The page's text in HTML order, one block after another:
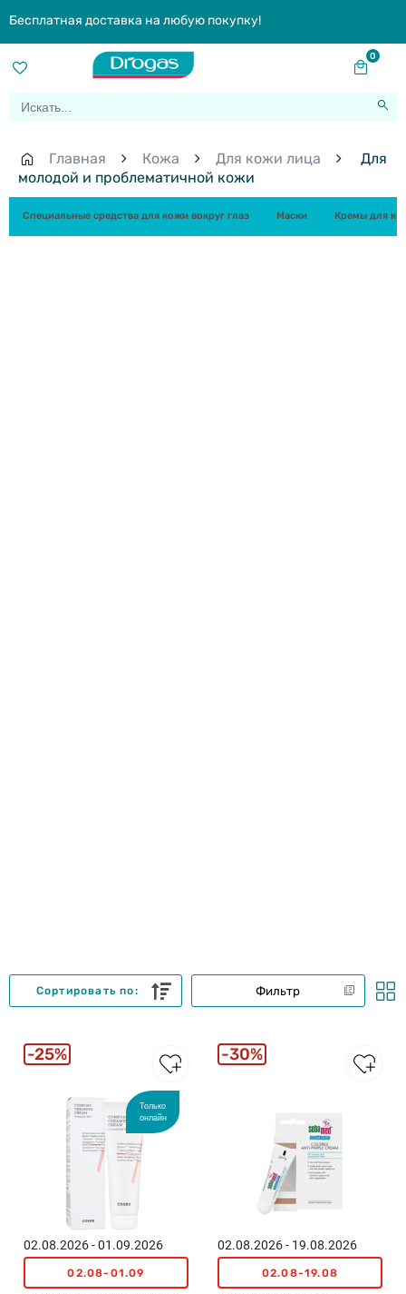
Бесплатная доставка на любую покупку!
0
Главная Кожа Для кожи лица
Для
молодой и проблематичной кожи
Специальные средства для кожи вокруг глаз Маски Кремы для
Фильтр
Сортировать по:
Только
онлайн
02.08.2026 - 01.09.2026
02.08-01.09
25%
02.08.2026 - 19.08.2026
02.08-19.08
30%